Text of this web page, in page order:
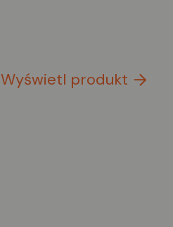
Wyświetl produkt